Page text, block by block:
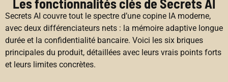
Les fonctionnalités clés de Secrets AI
Secrets AI couvre tout le spectre d’une copine IA moderne,
avec deux différenciateurs nets : la mémoire adaptive longue
durée et la confidentialité bancaire. Voici les six briques
principales du produit, détaillées avec leurs vrais points forts
et leurs limites concrètes.